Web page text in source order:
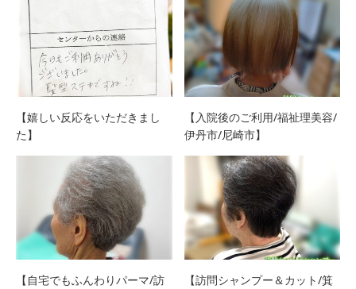
【嬉しい反応をいただきまし
た】
【入院後のご利用/福祉理美容/
伊丹市/尼崎市】
【自宅でもふんわりパーマ/訪
【訪問シャンプー＆カット/箕